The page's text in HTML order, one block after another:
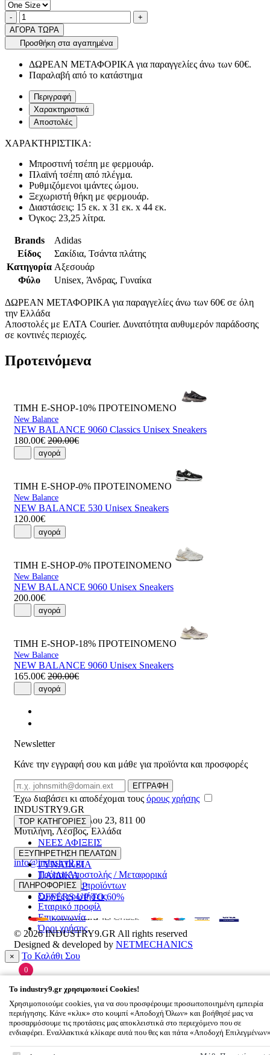
Ποσότητα
-product.increase.quantity +
ΑΓΟΡΑ ΤΩΡΑ
Προσθήκη στα αγαπημένα
ΔΩΡΕΑΝ ΜΕΤΑΦΟΡΙΚΑ για παραγγελίες άνω των 60€.
Παραλαβή από το κατάστημα
Περιγραφή
Χαρακτηριστικά
Αποστολές
ΧΑΡΑΚΤΗΡΙΣΤΙΚΑ:
Μπροστινή τσέπη με φερμουάρ.
Πλαϊνή τσέπη από πλέγμα.
Ρυθμιζόμενοι ιμάντες ώμου.
Ξεχωριστή θήκη με φερμουάρ.
Διαστάσεις: 15 εκ. x 31 εκ. x 44 εκ.
Όγκος: 23,25 λίτρα.
Brands
Adidas
Είδος
Σακίδια, Τσάντα πλάτης
Κατηγορία Αξεσουάρ
Φύλο
Unisex, Άνδρας, Γυναίκα
ΔΩΡΕΑΝ ΜΕΤΑΦΟΡΙΚΑ για παραγγελίες άνω των 60€ σε όλη
την Ελλάδα
Αποστολές με ΕΛΤΑ Courier. Δυνατότητα αυθυμερόν παράδοσης
σε κοντινές περιοχές.
Προτεινόμενα
ΤΙΜΗ E-SHOP-10% ΠΡΟΤΕΙΝΟΜΕΝΟ
New Balance
NEW BALANCE 9060 Classics Unisex Sneakers
180.00€ 200.00€
αγορά
ΤΙΜΗ E-SHOP-0% ΠΡΟΤΕΙΝΟΜΕΝΟ
New Balance
NEW BALANCE 530 Unisex Sneakers
120.00€
αγορά
ΤΙΜΗ E-SHOP-0% ΠΡΟΤΕΙΝΟΜΕΝΟ
New Balance
NEW BALANCE 9060 Unisex Sneakers
200.00€
αγορά
ΤΙΜΗ E-SHOP-18% ΠΡΟΤΕΙΝΟΜΕΝΟ
New Balance
NEW BALANCE 9060 Unisex Sneakers
165.00€ 200.00€
αγορά
Newsletter
Κάνε την εγγραφή σου και μάθε για προϊόντα και προσφορές
Email
ΕΓΓΡΑΦΗ
Έχω διαβάσει κι αποδέχομαι τους όρους χρήσης
INDUSTRY9.GR
Ελευθέριου Βενιζέλου 23, 811 00
Μυτιλήνη,Λέσβος,Ελλάδα
22510 55629
info@industry9.gr
TOP ΚΑΤΗΓΟΡΙΕΣ
ΝΕΕΣ ΑΦΙΞΕΙΣ
ΑΝΔΡΙΚΑ
ΓΥΝΑΙΚΕΙΑ
ΠΑΙΔΙΚΑ
ΑΞΕΣΟΥΑΡ
OFFERS UP TO 60%
ΕΞΥΠΗΡΕΤΗΣΗ ΠΕΛΑΤΩΝ
Τρόποι Αποστολής / Μεταφορικά
Επιστροφές προϊόντων
Συχνές ερωτήσεις
ΠΛΗΡΟΦΟΡΙΕΣ
Εταιρικό προφίλ
Επικοινωνία
Όροι χρήσης
© 2026INDUSTRY9.GR All rights reserved
Designed & developed by NETMECHANICS
× Το Καλάθι Σου
0
To industry9.gr χρησιμοποιεί Cookies!
Χρησιμοποιούμε cookies, για να σου προσφέρουμε προσωποποιημένη εμπειρία
περιήγησης. Κάνε «κλικ» στο κουμπί «Αποδοχή Όλων» και βοήθησέ μας να
προσαρμόσουμε τις προτάσεις μας αποκλειστικά στο περιεχόμενο που σε
ενδιαφέρει. Εναλλακτικά κλίκαρε αυτά που θες και πάτα «Αποδοχή
To